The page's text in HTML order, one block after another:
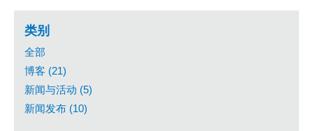
类别
全部
博客 (21)
新闻与活动 (5)
新闻发布 (10)